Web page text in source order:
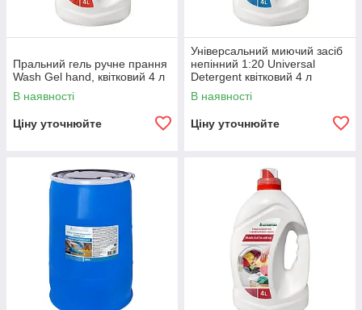
Пральний гель ручне прання
Wash Gel hand, квітковий 4 л
В наявності
Ціну уточнюйте
Універсальний миючий засіб
непінний 1:20 Universal
Detergent квітковий 4 л
В наявності
Ціну уточнюйте